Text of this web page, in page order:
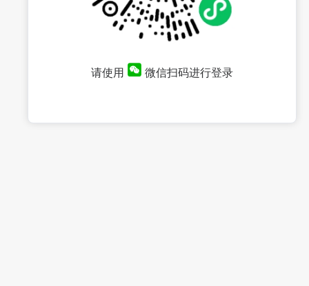
请使用 微信扫码进行登录